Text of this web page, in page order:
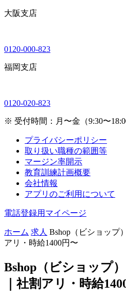
大阪支店
0120-000-823
福岡支店
0120-020-823
※ 受付時間：月〜金（9:30〜
プライバシーポリシー
取り扱い職種の範囲等
マージン率開示
教育訓練計画概要
会社情報
アプリのご利用について
電話登録用マイページ
ホーム 求人 Bshop（ビショップ
アリ・時給1400円〜
Bshop（ビショップ
｜社割アリ・時給